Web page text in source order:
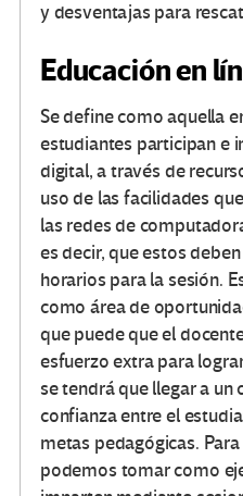
y desventajas para
Educación en
Se define como aquella
estudiantes participan e
digital, a través de
uso de las facilidades
las redes de
es decir, que estos
horarios para la sesión.
como área de
que puede que el
esfuerzo extra para
se tendrá que llegar a un
confianza entre el
metas pedagógicas.
podemos tomar como